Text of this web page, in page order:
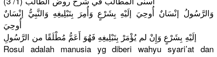
وَالرَّسُولُ إنْسَانٌ أُوحِيَ إلَيْهِ بِشَرْعٍ وَأُمِرَ بِتَبْلِيغِهِ وَالنَّبِي ُّ إنْسَانٌ
أُوحِيَ
إلَيْهِ بِشَرْعٍ وَإِنْ لم يُؤْمَرْ بِتَبْلِيغِهِ فَهُوَ أَعَمُّ مُطْلَقًا من الرَّسُولِ
Rosul adalah manusia yg diberi wahyu syari’at dan